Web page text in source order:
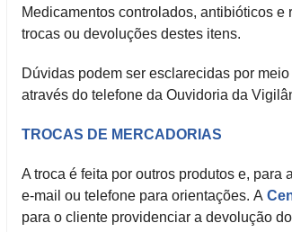
Medicamentos controlados, antibióticos
trocas ou devoluções destes itens.
Dúvidas podem ser esclarecidas por
através do telefone da Ouvidoria da
TROCAS DE MERCADORIAS
A troca é feita por outros produtos e, para
e-mail ou telefone para orientações. A
para o cliente providenciar a devolução